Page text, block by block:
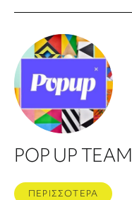
POP UP TEAM
ΠΕΡΙΣΣΟΤΕΡΑ